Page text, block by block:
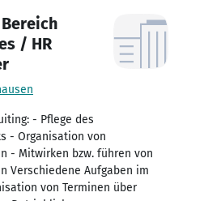
/ HR
- Pflege des
- Organisation von
- Mitwirken bzw. führen von
Verschiedene Aufgaben im
von Terminen über